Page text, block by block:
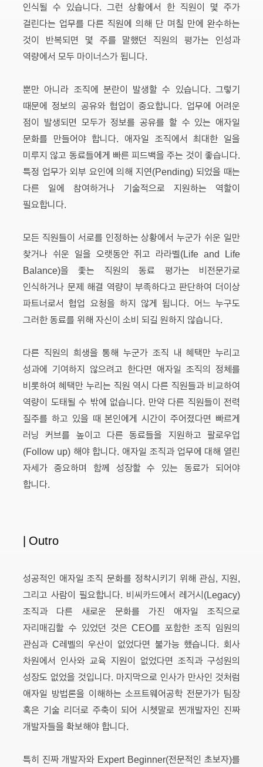
인식될 수 있습니다. 그런 상황에서 한 직원이 몇 주가
걸린다는 업무를 다른 직원에 의해 단 며칠 만에 완수하는
것이 반복되면 몇 주를 말했던 직원의 평가는 인성과
역량에서 모두 마이너스가 됩니다.
뿐만 아니라 조직에 분란이 발생할 수 있습니다. 그렇기
때문에 정보의 공유와 협업이 중요합니다. 업무에 어려운
점이 발생되면 모두가 정보를 공유를 할 수 있는 애자일
문화를 만들어야 합니다. 애자일 조직에서 최대한 일을
미루지 않고 동료들에게 빠른 피드백을 주는 것이 좋습니다.
특정 업무가 외부 요인에 의해 지연(Pending) 되었을 때는
다른 일에 참여하거나 기술적으로 지원하는 역할이
필요합니다.
모든 직원들이 서로를 인정하는 상황에서 누군가 쉬운 일만
찾거나 쉬운 일을 오랫동안 쥐고 라라벨(Life and Life
Balance)을 좇는 직원의 동료 평가는 비전문가로
인식하거나 문제 해결 역량이 부족하다고 판단하여 더이상
파트너로서 협업 요청을 하지 않게 됩니다. 어느 누구도
그러한 동료를 위해 자신이 소비 되길 원하지 않습니다.
다른 직원의 희생을 통해 누군가 조직 내 혜택만 누리고
성과에 기여하지 않으려고 한다면 애자일 조직의 정체를
비롯하여 혜택만 누리는 직원 역시 다른 직원들과 비교하여
역량이 도태될 수 밖에 없습니다. 만약 다른 직원들이 전력
질주를 하고 있을 때 본인에게 시간이 주어졌다면 빠르게
러닝 커브를 높이고 다른 동료들을 지원하고 팔로우업
(Follow up) 해야 합니다. 애자일 조직과 업무에 대해 열린
자세가 중요하며 함께 성장할 수 있는 동료가 되어야
합니다.
| Outro
성공적인 애자일 조직 문화를 정착시키기 위해 관심, 지원,
그리고 사람이 필요합니다. 비씨카드에서 레거시(Legacy)
조직과 다른 새로운 문화를 가진 애자일 조직으로
자리매김할 수 있었던 것은 CEO를 포함한 조직 임원의
관심과 C레벨의 우산이 없었다면 불가능 했습니다. 회사
차원에서 인사와 교육 지원이 없었다면 조직과 구성원의
성장도 없었을 것입니다. 마지막으로 인사가 만사인 것처럼
애자일 방법론을 이해하는 소프트웨어공학 전문가가 팀장
혹은 기술 리더로 주축이 되어 시쳇말로 찐개발자인 진짜
개발자들을 확보해야 합니다.
특히 진짜 개발자와 Expert Beginner(전문적인 초보자)를